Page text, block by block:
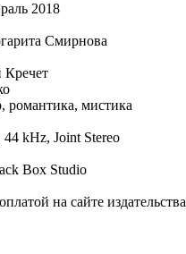
2018
Смирнова
Кречет
романтика, мистика
kHz, Joint Stereo
Box Studio
на сайте издательства